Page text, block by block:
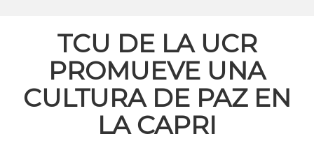
navegación
TCU DE LA UCR
PROMUEVE UNA
CULTURA DE PAZ EN
LA CAPRI